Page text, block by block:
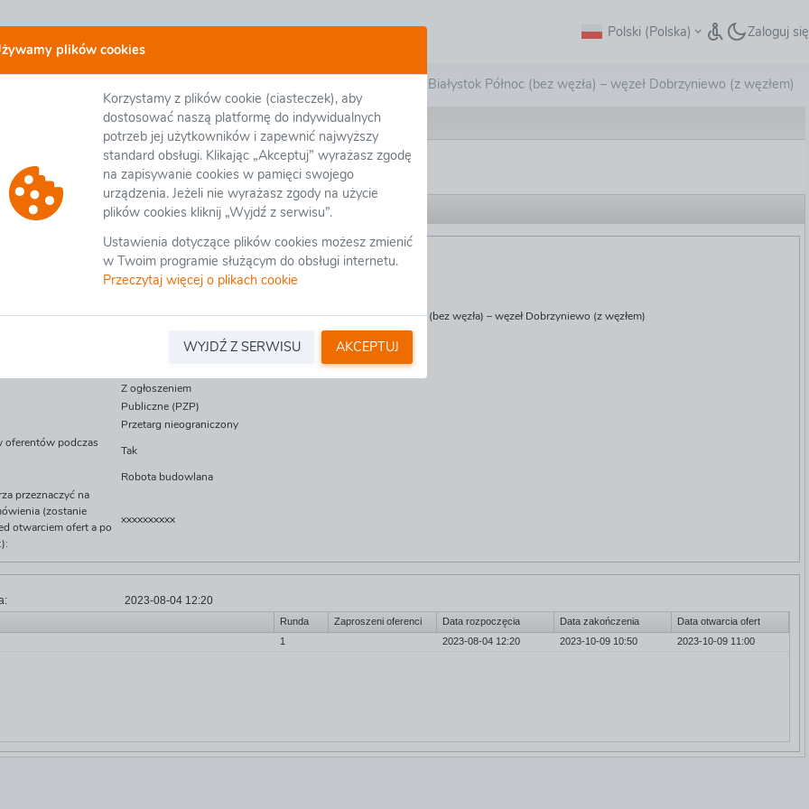
plików cookies
Korzystamy z plików cookie (ciasteczek), aby
dostosować naszą platformę do indywidualnych
potrzeb jej użytkowników i zapewnić najwyższy
standard obsługi. Klikając „Akceptuj” wyrażasz zgodę
na zapisywanie cookies w pamięci swojego
urządzenia. Jeżeli nie wyrażasz zgody na użycie
plików cookies kliknij „Wyjdź z serwisu”.
Ustawienia dotyczące plików cookies możesz zmienić
w Twoim programie służącym do obsługi internetu.
Przeczytaj więcej o plikach cookie
WYJDŹ Z SERWISU AKCEPTUJ
Polski (Polska) Zaloguj się
otwartych Projekt i budowa drogi S19 na odcinku: węzeł Białystok Północ (bez węzła) – węzeł Dobrzyniewo (z węzłem)
Ustawienia postępowania
Załączniki organizatora Pytania/Informacje
GENERALNA DYREKCJA DRÓG KRAJOWYCH I AUTOSTRAD
Oddział Białystok
Projekt i budowa drogi S19 na odcinku: węzeł Białystok Północ (bez węzła) – węzeł Dobrzyniewo (z węzłem)
Z ogłoszeniem
Publiczne (PZP)
Przetarg nieograniczony
oferentów podczas
Tak
Robota budowlana
przeznaczyć na
(zostanie
otwarciem ofert a po
xxxxxxxxxx
2023-08-04 12:20
Runda Zaproszeni oferenci Data rozpoczęcia Data zakończenia
Data otwarcia ofert
1 2023-08-04 12:20 2023-10-09 10:50 Nie
2023-10-09 11:00